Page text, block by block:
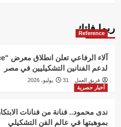
ربما فاتك
Reference
لدعم الفنانين التشكيليين في مصر
فريق العمل
31 يوليو، 2026
أخبار حصرية
ندى محمود.. فنانة من فنانات
بموهبتها في عالم الفن التشكيلي